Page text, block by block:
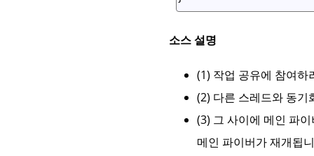
소스 설명
(1) 작업 공유에 참여
(2) 다른 스레드와 동
(3) 그 사이에 메인 파
메인 파이버가 재개됩